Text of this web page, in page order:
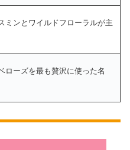
ミンとワイルドフローラルが主
ローズを最も贅沢に使った名